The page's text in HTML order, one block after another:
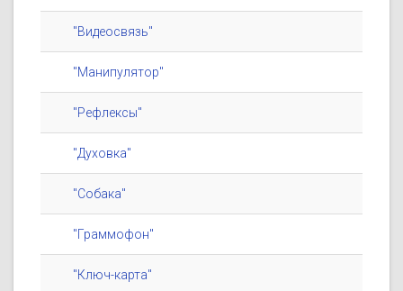
"Видеосвязь"
"Манипулятор"
"Рефлексы"
"Духовка"
"Собака"
"Граммофон"
"Ключ-карта"